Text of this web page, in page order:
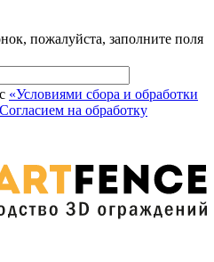
пожалуйста, заполните поля
«Условиями сбора и обработки
на обработку